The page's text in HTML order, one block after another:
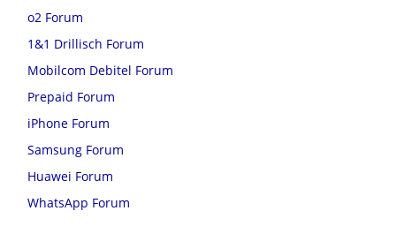
o2 Forum
1&1 Drillisch Forum
Mobilcom Debitel Forum
Prepaid Forum
iPhone Forum
Samsung Forum
Huawei Forum
WhatsApp Forum